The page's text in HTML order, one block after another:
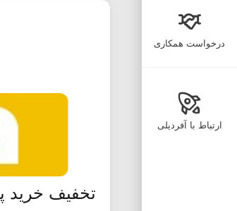
درخواست همکاری
ارتباط با آفردیلی
تخفیف خرید